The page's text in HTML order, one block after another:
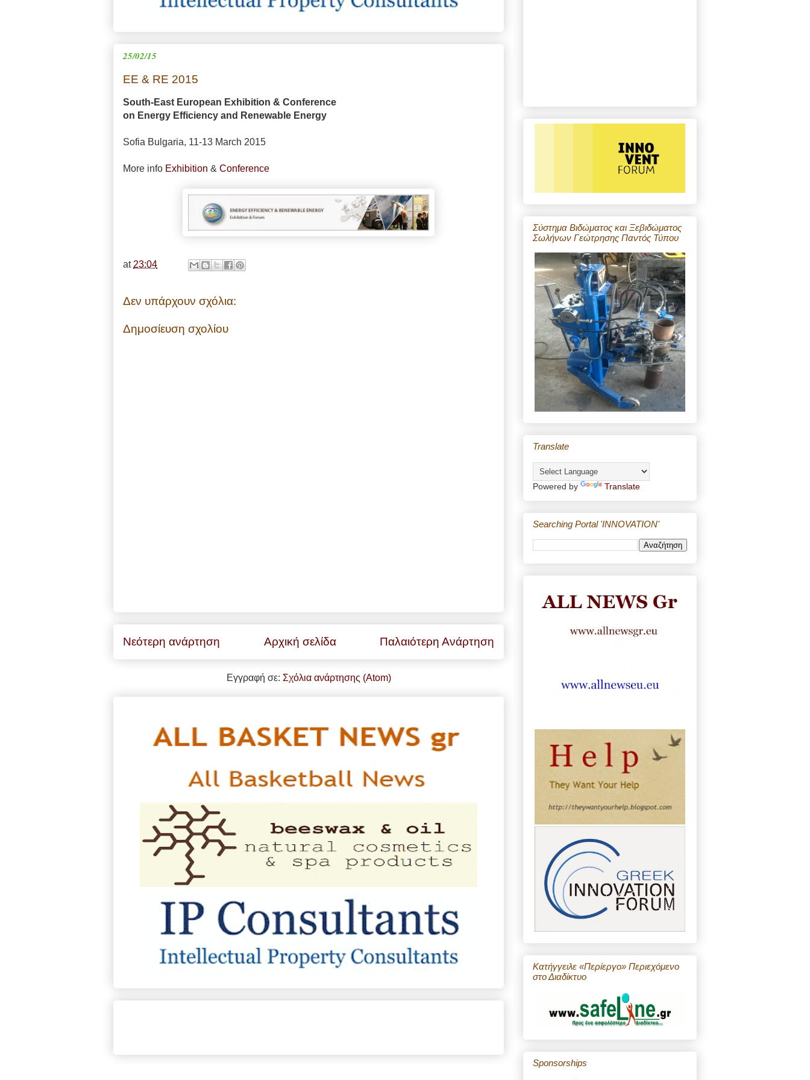
25/02/15
EE & RE 2015
South-East European Exhibition & Conference
on Energy Efficiency and Renewable Energy
Sofia Bulgaria, 11-13 March 2015
More info Exhibition & Conference
at 23:04
Δεν υπάρχουν σχόλια:
Δημοσίευση σχολίου
Νεότερη ανάρτηση Παλαιότερη Ανάρτηση
Αρχική σελίδα
Εγγραφή σε: Σχόλια ανάρτησης (Atom)
Σύστημα Βιδώματος και Ξεβιδώματος
Σωλήνων Γεώτρησης Παντός Τύπου
Translate
Powered by Translate
Searching Portal 'INNOVATION'
Κατήγγειλε «Περίεργο» Περιεχόμενο
στο Διαδίκτυο
Sponsorships